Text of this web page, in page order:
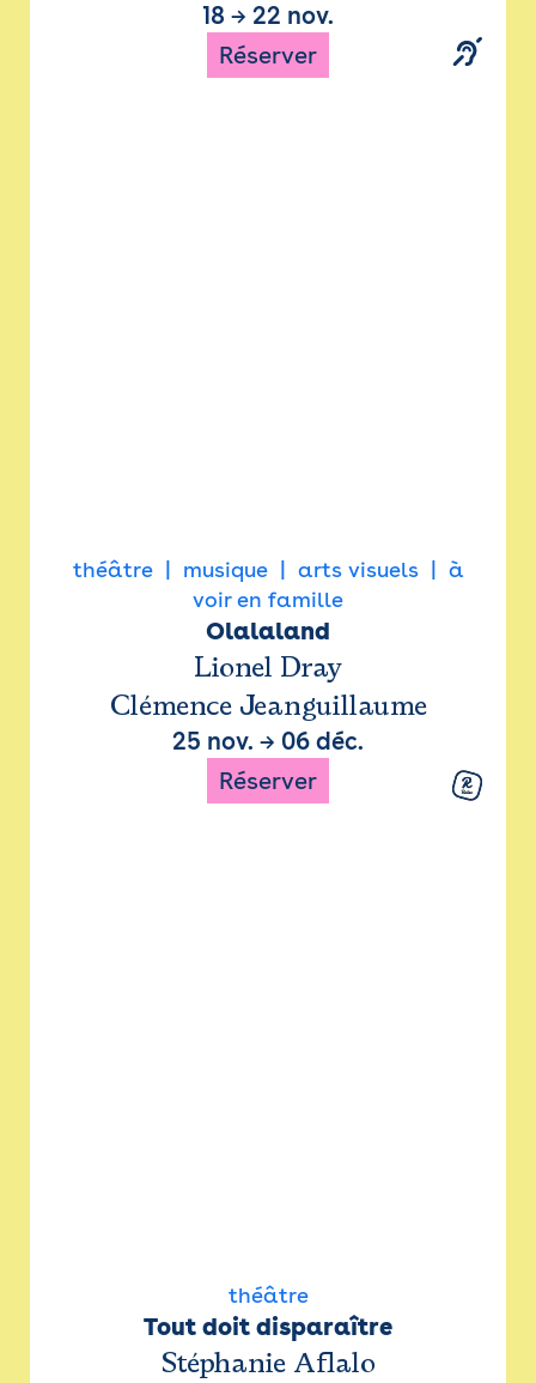
18 → 22 nov.
Réserver
théâtre musique arts visuels
à
voir en famille
Olalaland
Lionel Dray
Clémence Jeanguillaume
25 nov. → 06 déc.
Réserver
théâtre
Tout doit disparaître
Stéphanie Aflalo